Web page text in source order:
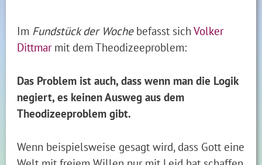
Im Fundstück der Wochebefasst sichVolker
Dittmarmit dem Theodizeeproblem:
Das Problem ist auch, dass wenn man die Logik
negiert, es keinen Ausweg aus dem
Theodizeeproblem gibt.
Wenn beispielsweise gesagt wird, dass Gott eine